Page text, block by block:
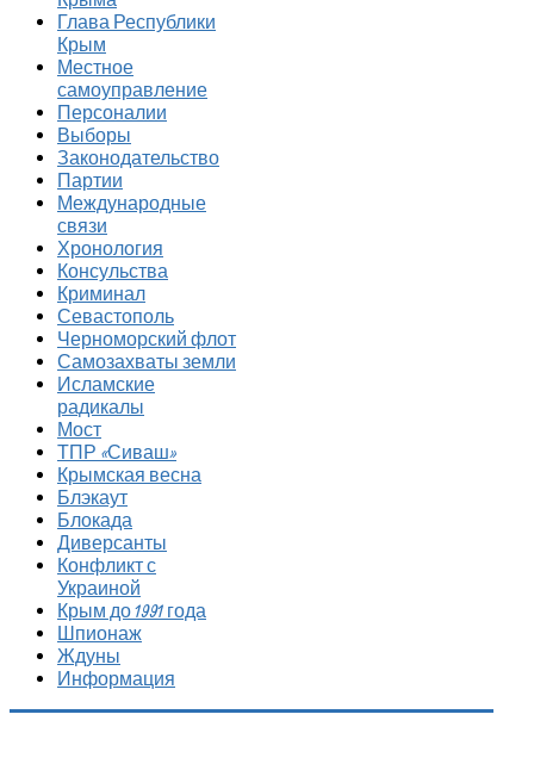
Глава Республики
Крым
Местное
самоуправление
Персоналии
Выборы
Законодательство
Партии
Международные
связи
Хронология
Консульства
Криминал
Севастополь
Черноморский флот
Самозахваты земли
Исламские
радикалы
Мост
ТПР «Сиваш»
Крымская весна
Блэкаут
Блокада
Диверсанты
Конфликт с
Украиной
Крым до 1991 года
Шпионаж
Ждуны
Информация